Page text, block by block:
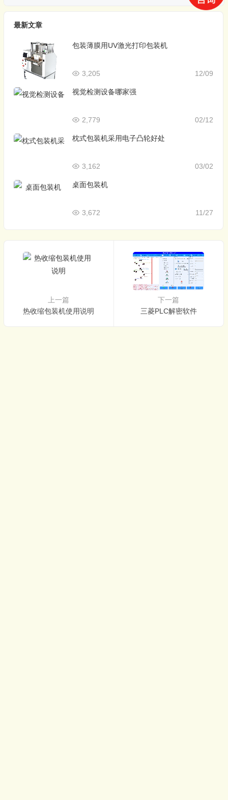
最新文章
包装薄膜用UV激光打印包装机
12/09
3,205
视觉检测设备哪家强
02/12
2,779
枕式包装机采用电子凸轮好处
03/02
3,162
桌面包装机
11/27
3,672
上一篇
热收缩包装机使用说明
下一篇
三菱PLC解密软件